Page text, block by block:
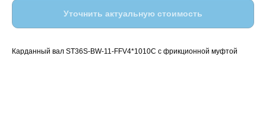
Уточнить актуальную стоимость
Карданный вал ST36S-BW-11-FFV4*1010C с фрикционной муфтой